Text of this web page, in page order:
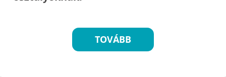
TOVÁBB